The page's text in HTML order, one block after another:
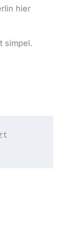
hier
simpel.